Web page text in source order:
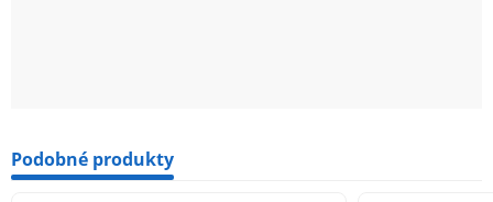
Podobné produkty